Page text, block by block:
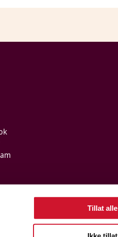
Tillat alle
Sidsel. Hva kan jeg hjelpe med?